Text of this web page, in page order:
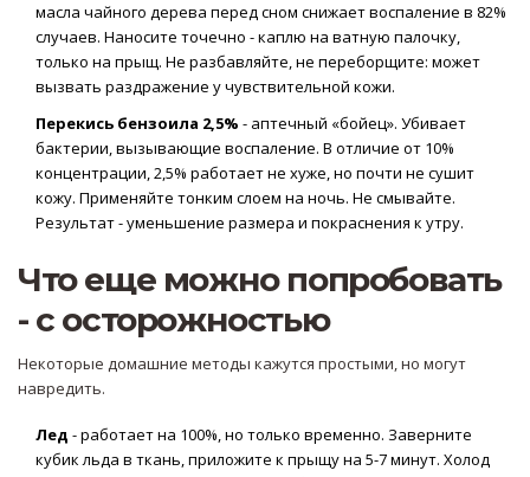
масла чайного дерева перед сном снижает воспаление в 82%
случаев. Наносите точечно - каплю на ватную палочку,
только на прыщ. Не разбавляйте, не переборщите: может
вызвать раздражение у чувствительной кожи.
Перекись бензоила 2,5% - аптечный «бойец». Убивает
бактерии, вызывающие воспаление. В отличие от 10%
концентрации, 2,5% работает не хуже, но почти не сушит
кожу. Применяйте тонким слоем на ночь. Не смывайте.
Результат - уменьшение размера и покраснения к утру.
Что еще можно попробовать
- с осторожностью
Некоторые домашние методы кажутся простыми, но могут
навредить.
Лед - работает на 100%, но только временно. Заверните
кубик льда в ткань, приложите к прыщу на 5-7 минут. Холод